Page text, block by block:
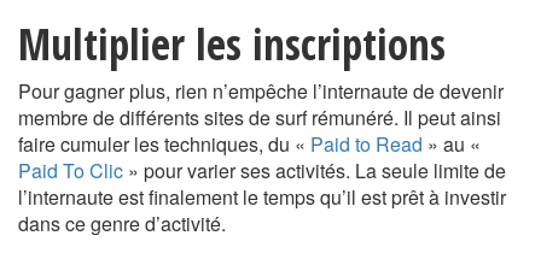
Multiplier les inscriptions
Pour gagner plus, rien n’empêche l’internaute de devenir
membre de différents sites de surf rémunéré. Il peut ainsi
faire cumuler les techniques, du « Paid to Read » au «
Paid To Clic » pour varier ses activités. La seule limite de
l’internaute est finalement le temps qu’il est prêt à investir
dans ce genre d’activité.